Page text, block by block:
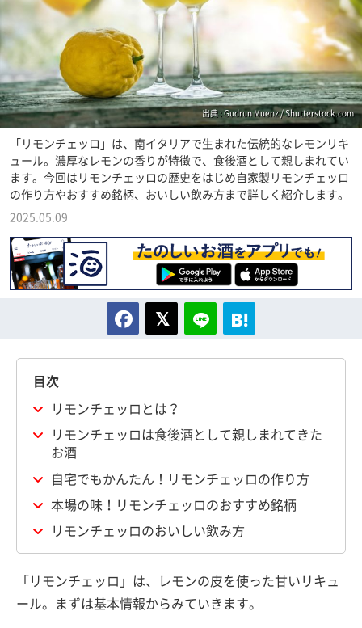
出典 : Gudrun Muenz / Shutterstock.com
「リモンチェッロ」は、南イタリアで生まれた伝統的なレモンリキ
ュール。濃厚なレモンの香りが特徴で、食後酒として親しまれてい
ます。今回はリモンチェッロの歴史をはじめ自家製リモンチェッロ
の作り方やおすすめ銘柄、おいしい飲み方まで詳しく紹介します。
2025.05.09
目次
リモンチェッロとは？
リモンチェッロは食後酒として親しまれてきた
お酒
自宅でもかんたん！リモンチェッロの作り方
本場の味！リモンチェッロのおすすめ銘柄
リモンチェッロのおいしい飲み方
「リモンチェッロ」は、レモンの皮を使った甘いリキュ
ール。まずは基本情報からみていきます。